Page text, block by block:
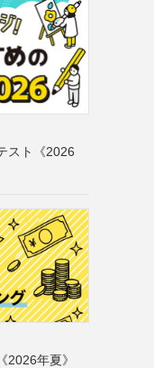
スト《2026
年夏》